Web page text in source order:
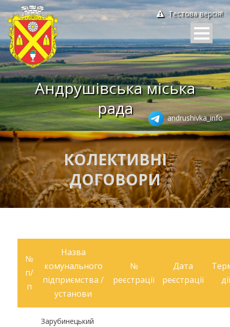
Тестова версія!
Андрушівська міська
рада
andrushivka_info
КОЛЕКТИВНІ
ДОГОВОРИ
№
п/
п
Назва
комунального
підприємства /
установи
№
реєстрації
Дата
реєстрації
дії
Зарубинецький